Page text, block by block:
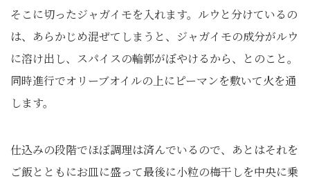
そこに切ったジャガイモを入れます。ルウと分けているの
は、あらかじめ混ぜてしまうと、ジャガイモの成分がルウ
に溶け出し、スパイスの輪郭がぼやけるから、とのこと。
同時進行でオリーブオイルの上にピーマンを敷いて火を通
します。
仕込みの段階でほぼ調理は済んでいるので、あとはそれを
ご飯とともにお皿に盛って最後に小粒の梅干しを中央に乗